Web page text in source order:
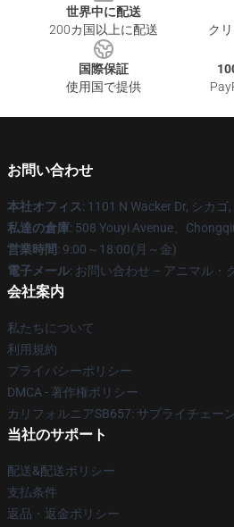
世界中に配送
200カ国以上に配送
ク
国際保証
使用国で提供
お問い合わせ
本社オフィス: 1101 N Wacker Dr, シカゴ
私達の倉庫: 508 Youyi Avenue、
営業時間: 9:00～18:00(月～金)
電子メール: お問い合わせ – アニマル・
会社案内
私たちについて
利用規約
プライバシーポリシー
DMCA - 著作権ポリシー
カリフォルニアSB657: サプライチェー
当社のサポート
配送&配送ポリシー
支払条件
返品・返金ポリシー